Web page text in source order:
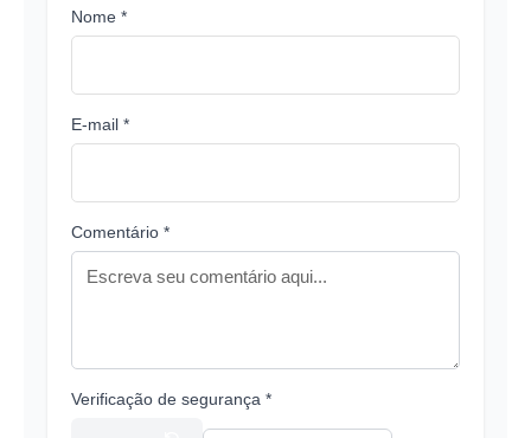
Nome *
E-mail *
Comentário *
Verificação de segurança *